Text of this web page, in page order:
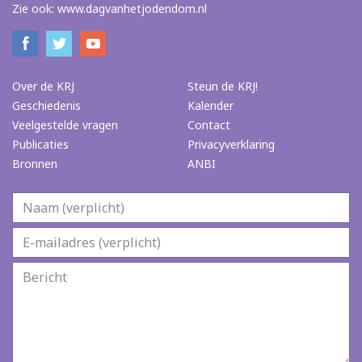
Zie ook: www.dagvanhetjodendom.nl
Over de KRJ
Geschiedenis
Veelgestelde vragen
Publicaties
Bronnen
Steun de KRJ!
Kalender
Contact
Privacyverklaring
ANBI